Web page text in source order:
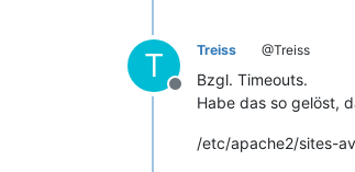
T
Offline
Treiss @Treiss
Bzgl. Timeouts.
Habe das so gelöst,
/etc/apache2/sites-